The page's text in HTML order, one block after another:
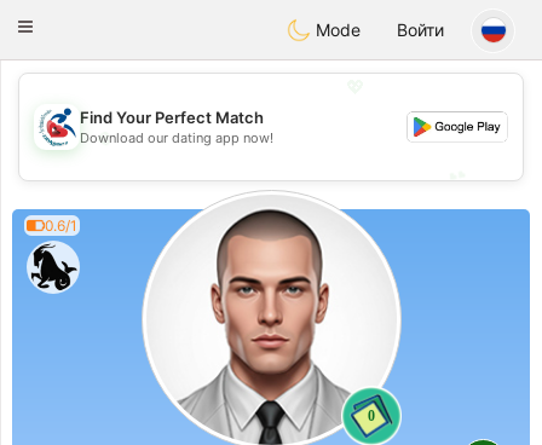
Handi Space
Toggle
Mode Войти
💖
💕
Find Your Perfect Match
Download our dating app now!
0.6/1
0